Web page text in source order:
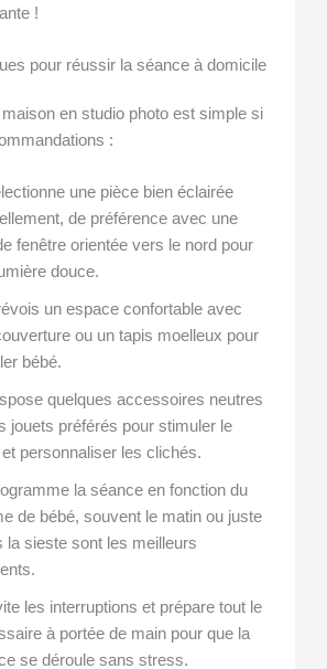
!
pour réussir la séance à domicile
en studio photo est simple si
:
une pièce bien éclairée
de préférence avec une
fenêtre orientée vers le nord pour
douce.
un espace confortable avec
ou un tapis moelleux pour
bébé.
quelques accessoires neutres
jouets préférés pour stimuler le
et personnaliser les clichés.
la séance en fonction du
de bébé, souvent le matin ou juste
la sieste sont les meilleurs
les interruptions et prépare tout le
à portée de main pour que la
se déroule sans stress.